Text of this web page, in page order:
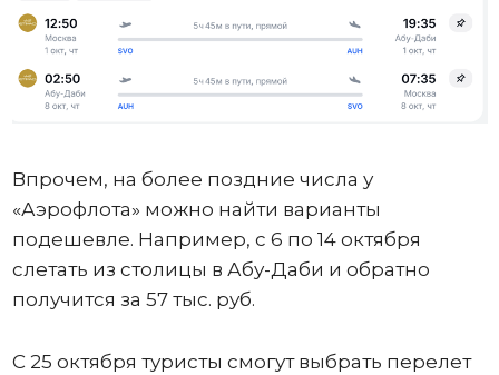
Впрочем, на более поздние числа у
«Аэрофлота» можно найти варианты
подешевле. Например, с 6 по 14 октября
слетать из столицы в Абу-Даби и обратно
получится за 57 тыс. руб.
С 25 октября туристы смогут выбрать перелет